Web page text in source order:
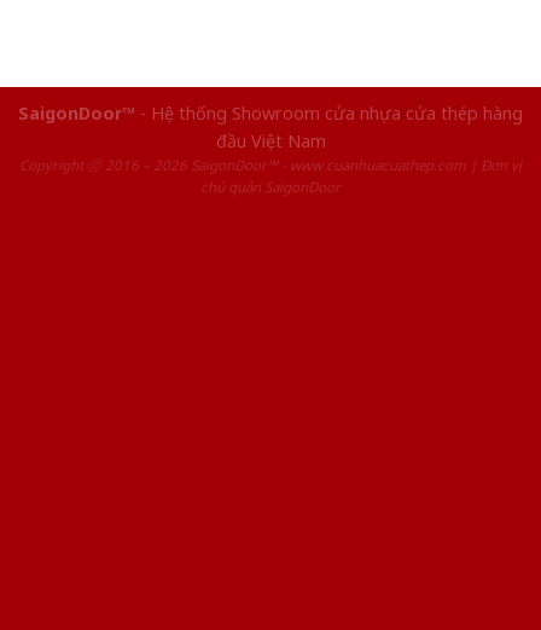
SaigonDoor™ - Hệ thống Showroom cửa nhựa cửa thép hàng
đầu Việt Nam
Copyright ⓒ 2016 – 2026 SaigonDoor™ - www.cuanhuacuathep.com | Đơn vị
chủ quản SaigonDoor